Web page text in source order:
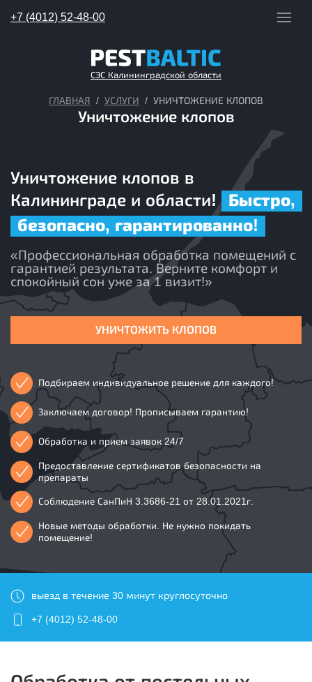
+7 (4012) 52-48-00
СЭС Калининградской области
ГЛАВНАЯ УСЛУГИ УНИЧТОЖЕНИЕ КЛОПОВ
Уничтожение клопов
Уничтожение клопов в
Калининграде и области! Быстро,
безопасно, гарантированно!
«Профессиональная обработка помещений с
гарантией результата. Верните комфорт и
спокойный сон уже за 1 визит!»
УНИЧТОЖИТЬ КЛОПОВ
Подбираем индивидуальное решение для каждого!
Заключаем договор! Прописываем гарантию!
Обработка и прием заявок 24/7
Предоставление сертификатов безопасности на
препараты
Соблюдение СанПиН 3.3686-21 от 28.01.2021г.
Новые методы обработки. Не нужно покидать
помещение!
выезд в течение 30 минут круглосуточно
+7 (4012) 52-48-00